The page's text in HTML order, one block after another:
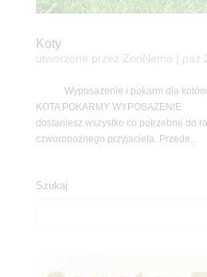
Koty
utworzone przez ZooNemo paź
Wyposażenie i pokarm dla kotów i
KOTA POKARMY WYPOSAŻENIE
dostaniesz wszystko co potrzebne do
czworonożnego przyjaciela. Przede...
Szukaj